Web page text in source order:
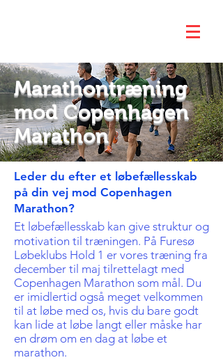
Marathontræning
mod Copenhagen
Marathon
Leder du efter et løbefællesskab
på din vej mod Copenhagen
Marathon?
Et løbefællesskab kan give struktur og
motivation til træningen. På Furesø
Løbeklubs Hold 1 er vores træning fra
december til maj tilrettelagt med
Copenhagen Marathon som mål. Du
er imidlertid også meget velkommen
til at løbe med os, hvis du bare godt
kan lide at løbe langt eller måske har
en drøm om en dag at løbe et
marathon.